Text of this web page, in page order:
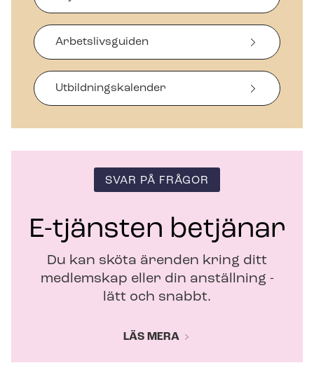
p
n
a
s
i
t
e
r
Arbetslivsguiden
Ut­bild­nings­ka­len­der
SVAR PÅ FRÅGOR
E-tjänsten betjänar
Du kan sköta ärenden kring ditt
medlemskap eller din anställning -
lätt och snabbt.
LÄS MERA